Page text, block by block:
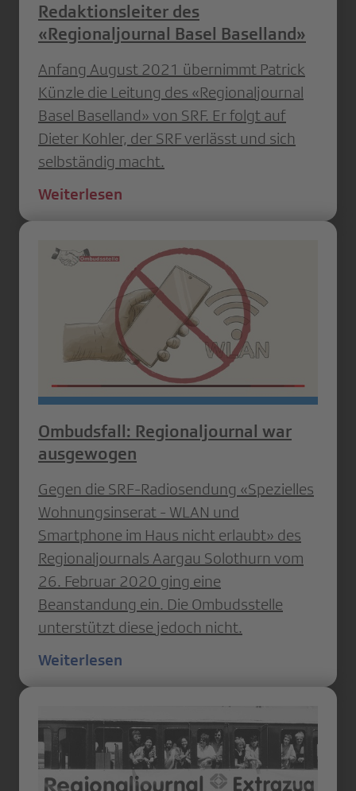
Redaktionsleiter des
«Regionaljournal Basel Baselland»
Anfang August 2021 übernimmt Patrick
Künzle die Leitung des «Regionaljournal
Basel Baselland» von SRF. Er folgt auf
Dieter Kohler, der SRF verlässt und sich
selbständig macht.
Weiterlesen
Ombudsfall: Regionaljournal war
ausgewogen
Gegen die SRF-Radiosendung «Spezielles
Wohnungsinserat - WLAN und
Smartphone im Haus nicht erlaubt» des
Regionaljournals Aargau Solothurn vom
26. Februar 2020 ging eine
Beanstandung ein. Die Ombudsstelle
unterstützt diese jedoch nicht.
Weiterlesen